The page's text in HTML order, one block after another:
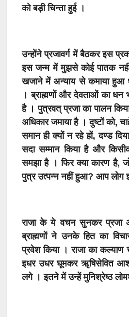
को बड़ी चिन्ता हुई ।
उन्होंने प्रजावर्ग में बैठकर इस
इस जन्म में मुझसे कोई पातक
खजाने में अन्याय से कमाया हुआ
। ब्राह्मणों और देवताओं का धन
है । पुत्रवत् प्रजा का पालन
अधिकार जमाया है । दुष्टों को,
समान ही क्यों न रहे हों, दण्ड
सदा सम्मान किया है और
समझा है । फिर क्या कारण है,
पुत्र उत्पन्न नहीं हुआ? आप लोग
राजा के ये वचन सुनकर प्रजा
ब्राह्मणों ने उनके हित का
प्रवेश किया । राजा का कल्याण
इधर उधर घूमकर ॠषिसेवित
लगे । इतने में उन्हें मुनिश्रेष्ठ